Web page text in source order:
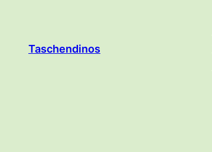
springen
Taschendinos